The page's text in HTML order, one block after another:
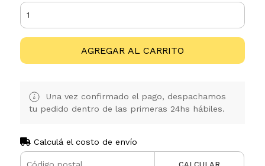
AGREGAR AL CARRITO
Una vez confirmado el pago, despachamos
tu pedido dentro de las primeras 24hs hábiles.
Calculá el costo de envío